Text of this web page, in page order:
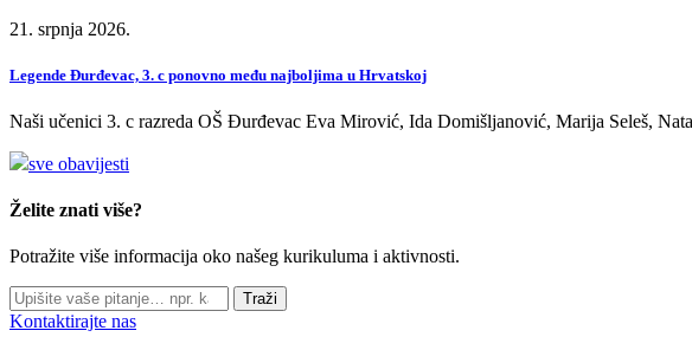
21. srpnja 2026.
Legende Đurđevac, 3. c ponovno među najboljima u Hrvatskoj
Naši učenici 3. c razreda OŠ Đurđevac Eva Mirović, Ida Domišljanović, Marija Seleš,
sve obavijesti
Želite znati više?
Potražite više informacija oko našeg kurikuluma i aktivnosti.
Traži
Kontaktirajte nas